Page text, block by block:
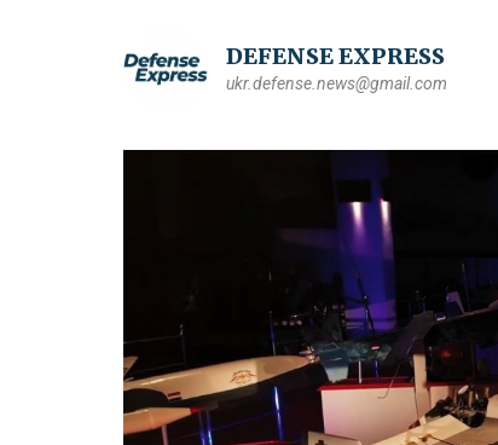
DEFENSE EXPRESS
ukr.defense.news@gmail.com